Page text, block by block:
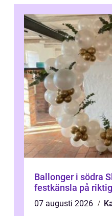
Ballonger i södra
festkänsla på
07 augusti 2026